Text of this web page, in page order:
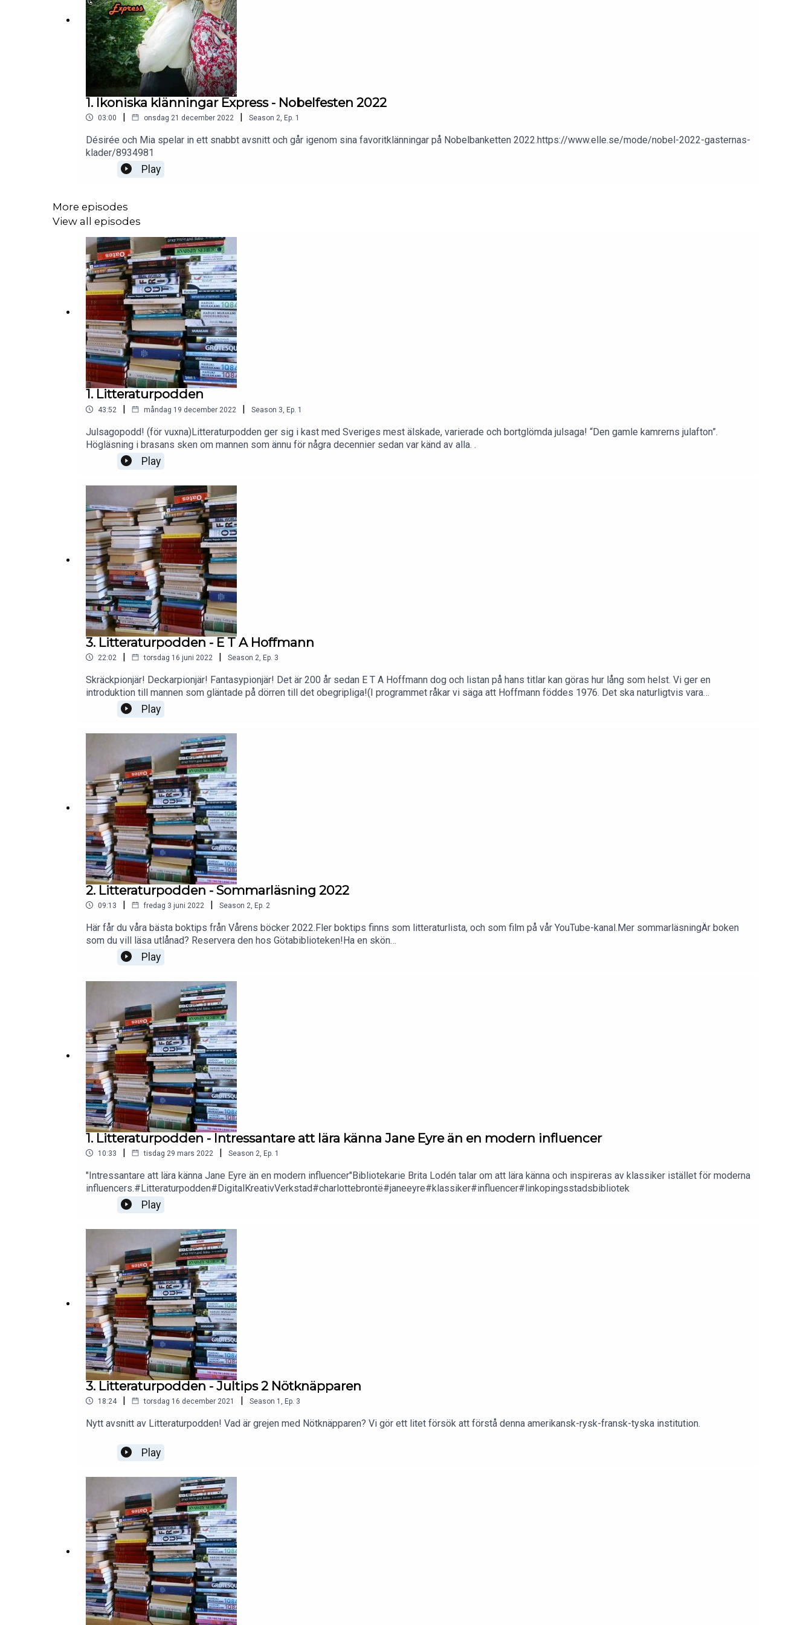
1. Ikoniska klänningar Express - Nobelfesten 2022
03:00 | onsdag 21 december 2022 | Season 2 Ep. 1
Désirée och Mia spelar in ett snabbt avsnitt och går igenom sina favoritklänningar på Nobelbanketten 2022.https://www.elle.se/mode/nobel-2022-gasternas-
klader/8934981
Play
More episodes
View all episodes
1. Litteraturpodden
43:52 | måndag 19 december 2022 | Season 3 Ep. 1
Julsagopodd! (för vuxna)Litteraturpodden ger sig i kast med Sveriges mest älskade, varierade och bortglömda julsaga! “Den gamle kamrerns julafton”.
Högläsning i brasans sken om mannen som ännu för några decennier sedan var känd av alla. .
Play
3. Litteraturpodden - E T A Hoffmann
22:02 | torsdag 16 juni 2022 | Season 2 Ep. 3
Skräckpionjär! Deckarpionjär! Fantasypionjär! Det är 200 år sedan E T A Hoffmann dog och listan på hans titlar kan göras hur lång som helst. Vi ger en
introduktion till mannen som gläntade på dörren till det obegripliga!(I programmet råkar vi säga att Hoffmann föddes 1976. Det ska naturligtvis vara
1776.)#hoffmann#linköpingsstadsbibliotek#linköpingskommun#deckare#skräck#fantasy#etahoffmann
Play
2. Litteraturpodden - Sommarläsning 2022
09:13 | fredag 3 juni 2022 | Season 2 Ep. 2
Här får du våra bästa boktips från Vårens böcker 2022.Fler boktips finns som litteraturlista, och som film på vår YouTube-kanal.Mer sommarläsningÄr boken
som du vill läsa utlånad? Reservera den hos Götabiblioteken!Ha en skön
sommarläsning!#litteraturpodden#digitalkreativverkstad#linköpingsstadsbibliotek#sommarläsning
Play
1. Litteraturpodden - Intressantare att lära känna Jane Eyre än en modern influencer
10:33 | tisdag 29 mars 2022 | Season 2 Ep. 1
"Intressantare att lära känna Jane Eyre än en modern influencer"Bibliotekarie Brita Lodén talar om att lära känna och inspireras av klassiker istället för moderna
influencers.#Litteraturpodden#DigitalKreativVerkstad#charlottebrontë#janeeyre#klassiker#influencer#linkopingsstadsbibliotek
Play
3. Litteraturpodden - Jultips 2 Nötknäpparen
18:24 | torsdag 16 december 2021 | Season 1 , Ep. 3
Nytt avsnitt av Litteraturpodden! Vad är grejen med Nötknäpparen? Vi gör ett litet försök att förstå denna amerikansk-rysk-fransk-tyska institution.
Play